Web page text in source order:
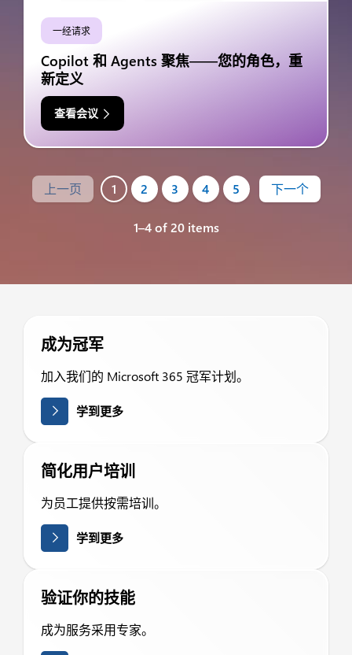
一经请求
Copilot 和 Agents 聚焦——您的角色，重
新定义
查看会议
上一页 1 2 3 4 5 下一个
1–4 of 20 items
成为冠军
加入我们的 Microsoft 365 冠军计划。
学到更多
简化用户培训
为员工提供按需培训。
学到更多
验证你的技能
成为服务采用专家。